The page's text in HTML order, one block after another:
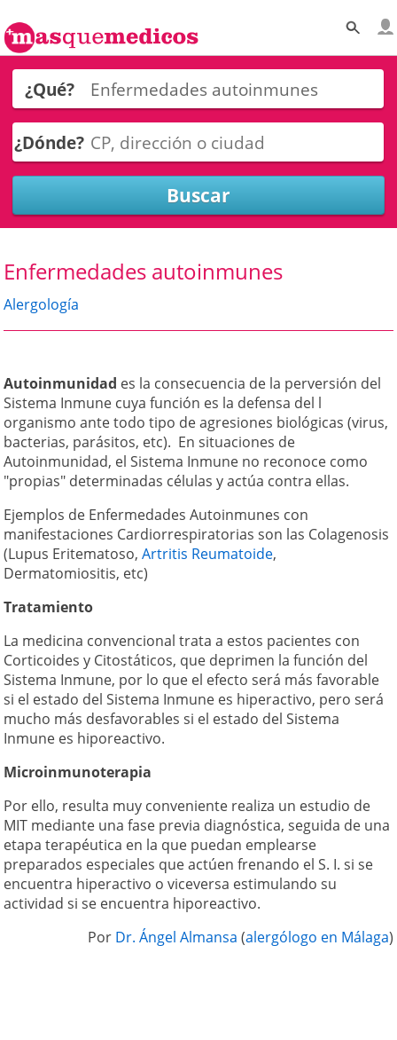
¿Qué?
¿Dónde?
Enfermedades autoinmunes
Alergología
Autoinmunidad es la consecuencia de la perversión del
Sistema Inmune cuya función es la defensa del l
organismo ante todo tipo de agresiones biológicas (virus,
bacterias, parásitos, etc). En situaciones de
Autoinmunidad, el Sistema Inmune no reconoce como
"propias" determinadas células y actúa contra ellas.
Ejemplos de Enfermedades Autoinmunes con
manifestaciones Cardiorrespiratorias son las Colagenosis
(Lupus Eritematoso,Artritis Reumatoide,
Dermatomiositis, etc)
Tratamiento
La medicina convencional trata a estos pacientes con
Corticoides y Citostáticos, que deprimen la función del
Sistema Inmune, por lo que el efecto será más favorable
si el estado del Sistema Inmune es hiperactivo, pero será
mucho más desfavorables si el estado del Sistema
Inmune es hiporeactivo.
Microinmunoterapia
Por ello, resulta muy conveniente realiza un estudio de
MIT mediante una fase previa diagnóstica, seguida de una
etapa terapéutica en la que puedan emplearse
preparados especiales que actúen frenando el S. I. si se
encuentra hiperactivo o viceversa estimulando su
actividad si se encuentra hiporeactivo.
Por Dr. Ángel Almansa (alergólogo en Málaga)